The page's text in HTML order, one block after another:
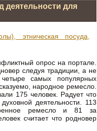
деятельности для
опрос на портале.
следуя традиции, а не
самых популярных
народное ремесло.
175 человек. Радует что
деятельности. 113
ремесло и 81 за
считает что родновер